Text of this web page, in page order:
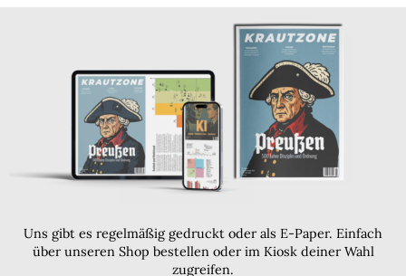
Uns gibt es regelmäßig gedruckt oder als E-Paper. Einfach
über unseren Shop bestellen oder im Kiosk deiner Wahl
zugreifen.